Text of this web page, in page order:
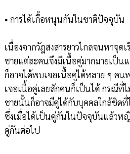
• การได้เกื้อหนุนกันในชาติปัจจุบัน
เนื่องจากวัฎสงสารยาวไกลจนหาจุ
ชายแต่ละคนจึงมีเนื้อคู่มากมายเป็น
ก็อาจได้พบเจอเนื้อคู่ได้หลาย ๆ คน
เจอเนื้อคู่เลยสักคนก็เป็นได้ กรณีที่
ชายนั้นก็อาจมีคู่ได้กับบุคคลใกล้ชิด
ซึ่งเมื่อได้เป็นคู่กันในปัจจุบันแล้วห
คู่กันต่อไป